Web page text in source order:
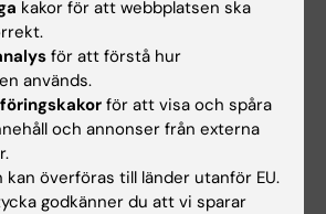
von Strauss
kakor för att webbplatsen ska
för att förstå hur
används.
för att visa och spåra
och annonser från externa
överföras till länder utanför EU.
godkänner du att vi sparar